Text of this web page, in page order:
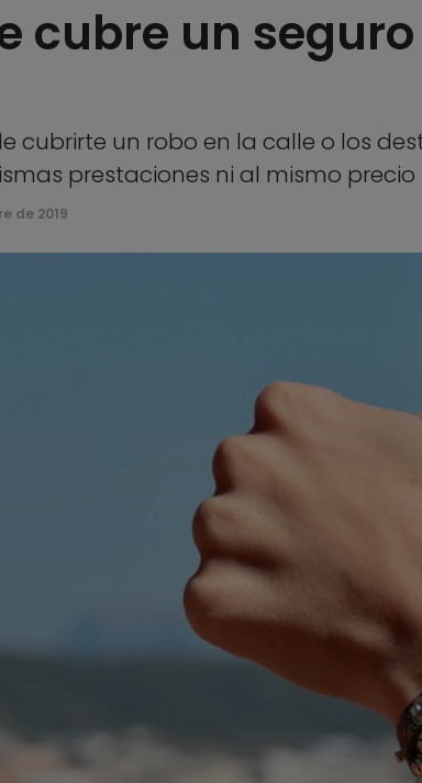
cubre un
cubrirte un robo en la calle o los
prestaciones ni al mismo precio
de 2019